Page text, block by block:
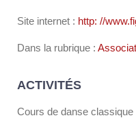
Site internet : http: //
Dans la rubrique :
ACTIVITÉS
Cours de danse classique